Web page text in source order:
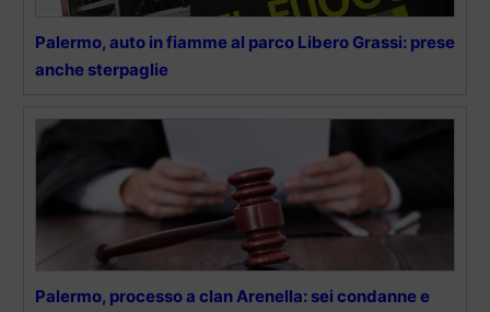
Palermo, auto in fiamme al parco Libero Grassi: prese
anche sterpaglie
Palermo, processo a clan Arenella: sei condanne e